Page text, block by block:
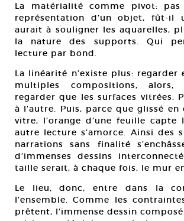
La matérialité comme pivot: pas
représentation d’un objet, fût-il
aurait à souligner les aquarelles,
la nature des supports. Qui
lecture par bond.
La linéarité n’existe plus: regarder
multiples compositions, alors,
regarder que les surfaces vitrées.
à l’autre. Puis, parce que glissé en
vitre, l’orange d’une feuille capte
autre lecture s’amorce. Ainsi des
narrations sans finalité
d’immenses dessins
taille serait, à chaque fois, le mur
Le lieu, donc, entre dans la
l’ensemble. Comme les
prêtent, l’immense dessin